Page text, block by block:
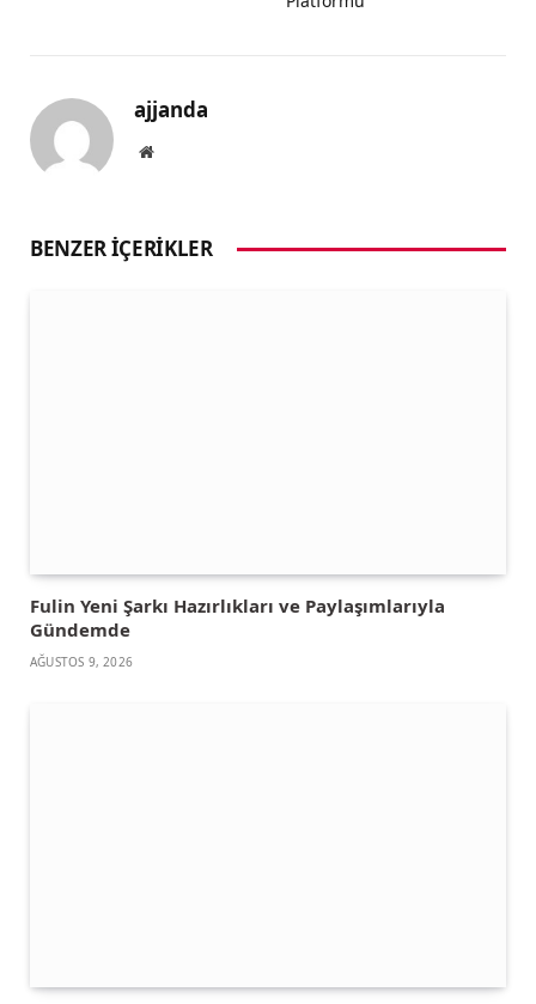
ajjanda
Website
BENZER İÇERIKLER
Fulin Yeni Şarkı Hazırlıkları ve Paylaşımlarıyla
Gündemde
AĞUSTOS 9, 2026